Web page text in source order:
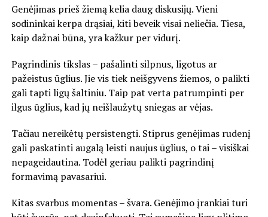
Genėjimas prieš žiemą kelia daug diskusijų. Vieni
sodininkai kerpa drąsiai, kiti beveik visai neliečia. Tiesa,
kaip dažnai būna, yra kažkur per vidurį.
Pagrindinis tikslas – pašalinti silpnus, ligotus ar
pažeistus ūglius. Jie vis tiek neišgyvens žiemos, o palikti
gali tapti ligų šaltiniu. Taip pat verta patrumpinti per
ilgus ūglius, kad jų neišlaužytų sniegas ar vėjas.
Tačiau nereikėtų persistengti. Stiprus genėjimas rudenį
gali paskatinti augalą leisti naujus ūglius, o tai – visiškai
nepageidautina. Todėl geriau palikti pagrindinį
formavimą pavasariui.
Kitas svarbus momentas – švara. Genėjimo įrankiai turi